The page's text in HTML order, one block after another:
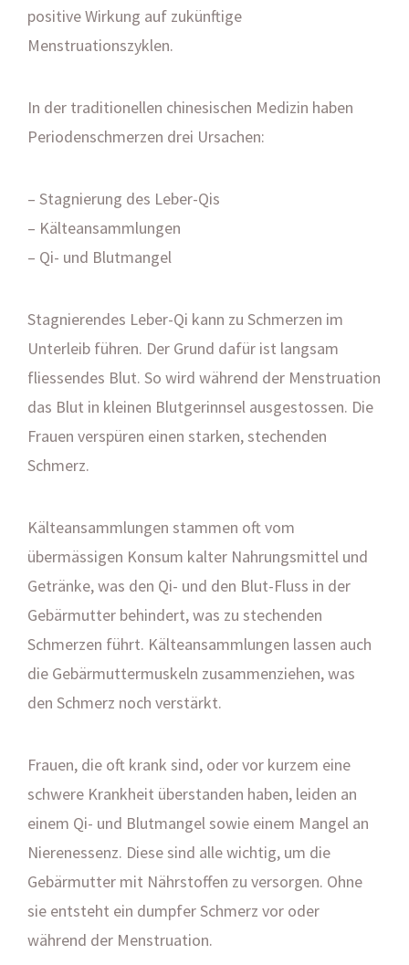
positive Wirkung auf zukünftige
Menstruationszyklen.
In der traditionellen chinesischen Medizin haben
Periodenschmerzen drei Ursachen:
– Stagnierung des Leber-Qis
– Kälteansammlungen
– Qi- und Blutmangel
Stagnierendes Leber-Qi kann zu Schmerzen im
Unterleib führen. Der Grund dafür ist langsam
fliessendes Blut. So wird während der Menstruation
das Blut in kleinen Blutgerinnsel ausgestossen. Die
Frauen verspüren einen starken, stechenden
Schmerz.
Kälteansammlungen stammen oft vom
übermässigen Konsum kalter Nahrungsmittel und
Getränke, was den Qi- und den Blut-Fluss in der
Gebärmutter behindert, was zu stechenden
Schmerzen führt. Kälteansammlungen lassen auch
die Gebärmuttermuskeln zusammenziehen, was
den Schmerz noch verstärkt.
Frauen, die oft krank sind, oder vor kurzem eine
schwere Krankheit überstanden haben, leiden an
einem Qi- und Blutmangel sowie einem Mangel an
Nierenessenz. Diese sind alle wichtig, um die
Gebärmutter mit Nährstoffen zu versorgen. Ohne
sie entsteht ein dumpfer Schmerz vor oder
während der Menstruation.